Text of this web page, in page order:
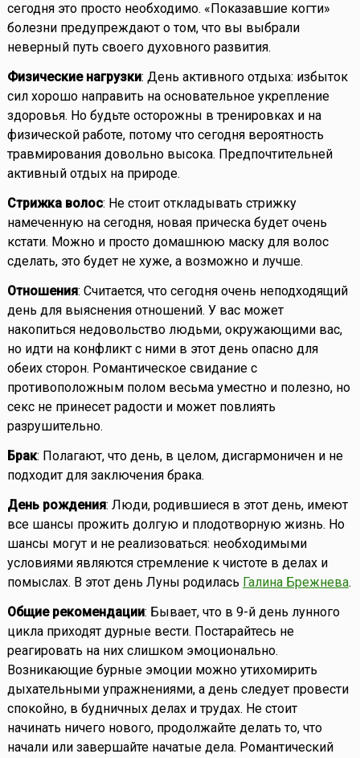
сегодня это просто необходимо. «Показавшие когти»
болезни предупреждают о том, что вы выбрали
неверный путь своего духовного развития.
Физические нагрузки: День активного отдыха: избыток
сил хорошо направить на основательное укрепление
здоровья. Но будьте осторожны в тренировках и на
физической работе, потому что сегодня вероятность
травмирования довольно высока. Предпочтительней
активный отдых на природе.
Стрижка волос: Не стоит откладывать стрижку
намеченную на сегодня, новая прическа будет очень
кстати. Можно и просто домашнюю маску для волос
сделать, это будет не хуже, а возможно и лучше.
Отношения: Считается, что сегодня очень неподходящий
день для выяснения отношений. У вас может
накопиться недовольство людьми, окружающими вас,
но идти на конфликт с ними в этот день опасно для
обеих сторон. Романтическое свидание с
противоположным полом весьма уместно и полезно, но
секс не принесет радости и может повлиять
разрушительно.
Брак: Полагают, что день, в целом, дисгармоничен и не
подходит для заключения брака.
День рождения: Люди, родившиеся в этот день, имеют
все шансы прожить долгую и плодотворную жизнь. Но
шансы могут и не реализоваться: необходимыми
условиями являются стремление к чистоте в делах и
помыслах. В этот день Луны родилась Галина Брежнева.
Общие рекомендации: Бывает, что в 9-й день лунного
цикла приходят дурные вести. Постарайтесь не
реагировать на них слишком эмоционально.
Возникающие бурные эмоции можно утихомирить
дыхательными упражнениями, а день следует провести
спокойно, в будничных делах и трудах. Не стоит
начинать ничего нового, продолжайте делать то, что
начали или завершайте начатые дела. Романтический